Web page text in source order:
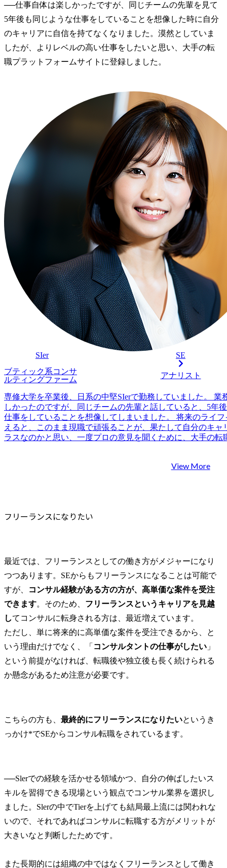
──仕事自体は楽しかったですが、同じチームの先輩を見て
5年後も同じような仕事をしていることを想像した時に自分
のキャリアに自信を持てなくなりました。漠然としていま
したが、よりレベルの高い仕事をしたいと思い、大手の転
SIer
SE
ブティック系コンサ
ルティングファーム
アナリスト
専修大学を卒業後、日系の中堅SIerで勤務していました。 業
しかったのですが、同じチームの先輩と話していると、5年
仕事をしていることを想像してしまいました。 将来のライ
えると、このまま現職で頑張ることが、果たして自分のキャ
ラスなのかと思い、一度プロの意見を聞くために、大手の転
えていませんでした。そんな中で、MyVisionのエージェント
けでなく、年収が大幅に上がる可能性が高いこともイメージ
で選びました。もう1つのエージェントさんは、どちらかと
少なく、コンサルティングファームへの知見もMyVisionさん
り差があると感じました。 コンサルティングファームへの
いて、非常に分かりやすく説明いただけたので、前向きに転
した。特に私の場合は、エンジニアとしてこのままキャリア
何が違うのか、どんなメリット/デメリットがあるのかにつ
ただけました。 特に私の場合は、足元の年収などをかなり
たが、担当してくれたエージェントさんから中長期的なキャ
と考えて意思決定した方が良いとアドバイスを下さったこと
す。 コンサルティングファームについてはほとんど知らな
動をスタートしましたが、自分自身で調べたり、MyVisionの
んに教えていただく中で、「自分がやりたかった仕事はコン
話すべきだったと反省しています。しっかり作り込めた企業
接でも高評価をいただけましたが、忙しくて手の回らない企
考えています。また、コンサルタントとしてのスキルも身に
View More
フリーランスになりたい
最近では、フリーランスとしての働き方がメジャーになり
つつあります。SEからもフリーランスになることは可能で
すが、
コンサル経験がある方の方が、高単価な案件を受注
できます。そのため、 フリーランスというキャリアを見越
してコンサルに転身される方は、最近増えています。
ただし、単に将来的に高単価な案件を受注できるから、と
いう理由だけでなく、「 コンサルタントの仕事がしたい 」
という前提がなければ、転職後や独立後も長く続けられる
か懸念があるため注意が必要です。
こちらの方も、 最終的にフリーランスになりたいというき
っかけ*でSEからコンサル転職をされているます。
──Slerでの経験を活かせる領域かつ、自分の伸ばしたいス
キルを習得できる現場という観点でコンサル業界を選択し
ました。Slerの中でTierを上げても結局最上流には関われな
いので、それであればコンサルに転職する方がメリットが
大きいなと判断したためです。
また長期的には組織の中ではなくフリーランスとして働き